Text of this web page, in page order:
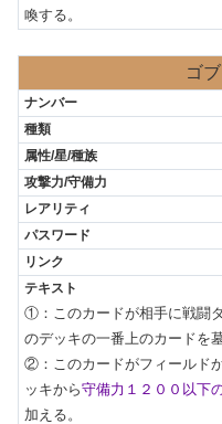
喚する。
ゴ
①：このカードが相手に戦闘
のデッキの一番上のカードを
②：このカードがフィールド
ッキから守備力１２００以下
加える。